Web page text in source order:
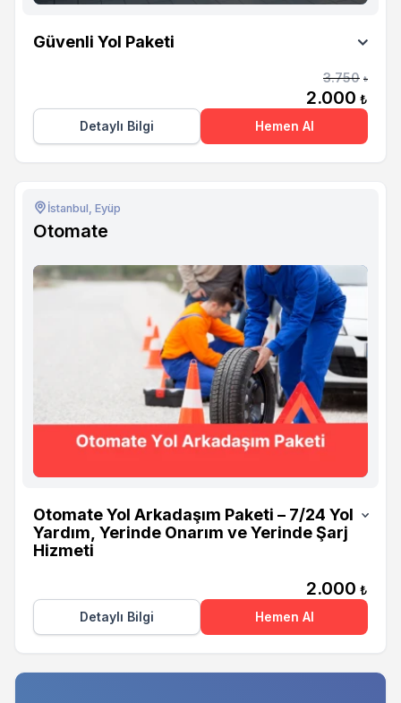
Güvenli Yol Paketi
3.750 ₺
2.000 ₺
Detaylı Bilgi
Hemen Al
İstanbul, Eyüp
Otomate
Otomate Yol Arkadaşım Paketi – 7/24 Yol
Yardım, Yerinde Onarım ve Yerinde Şarj
Hizmeti
2.000 ₺
Detaylı Bilgi
Hemen Al